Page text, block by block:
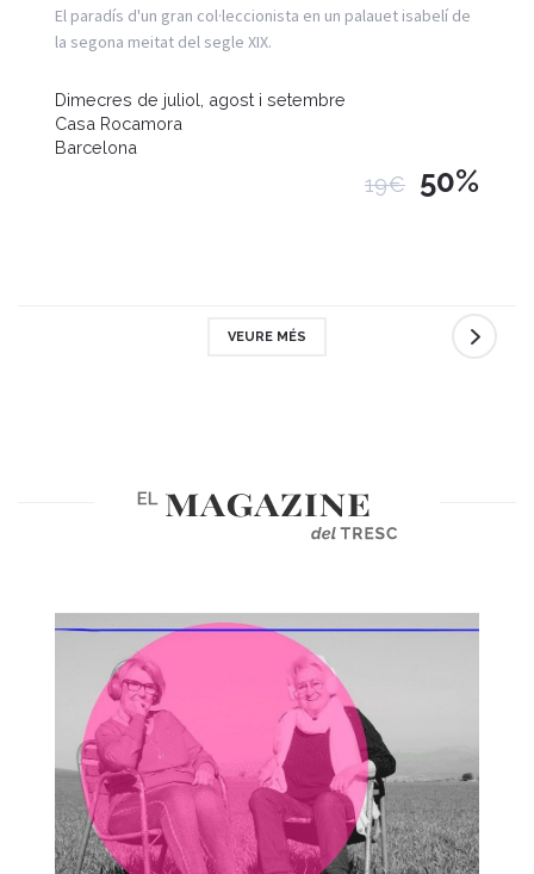
El paradís d'un gran col·leccionista en un palauet isabelí de
la segona meitat del segle XIX.
Dimecres de juliol, agost i setembre
Casa Rocamora
Barcelona
19€ 50%
VEURE MÉS